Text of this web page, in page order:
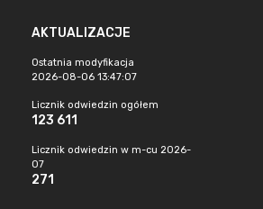
AKTUALIZACJE
Ostatnia modyfikacja
2026-08-06 13:47:07
Licznik odwiedzin ogółem
123 611
Licznik odwiedzin w m-cu 2026-
07
271